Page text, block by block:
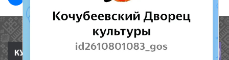
Полезные ссылки